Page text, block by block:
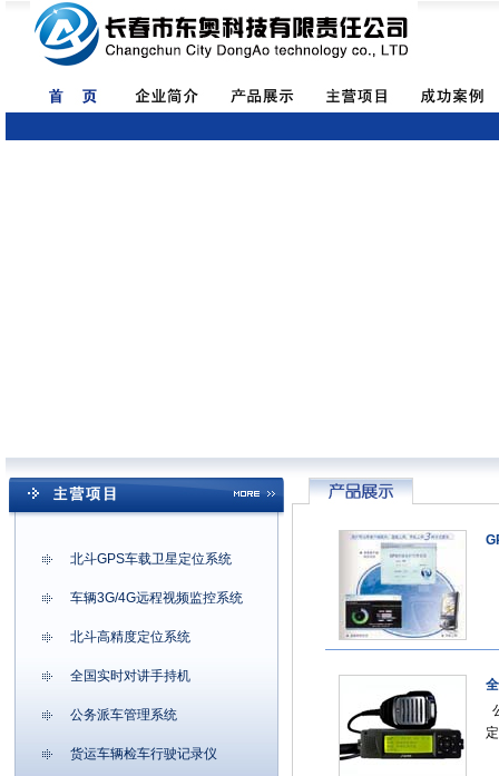
北斗GPS车载卫星定位系统
车辆3G/4G远程视频监控系统
北斗高精度定位系统
全国实时对讲手持机
公务派车管理系统
货运车辆检车行驶记录仪